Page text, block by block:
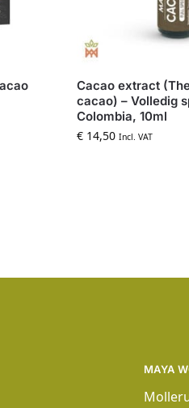
Cacao extract
cacao) – Volledig
Colombia, 10ml
€ 14,50 Incl. VAT
MAYA